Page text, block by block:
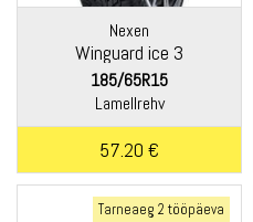
Nexen
Winguard ice 3
185/65R15
Lamellrehv
57.20 €
Tarneaeg 2 tööpäeva